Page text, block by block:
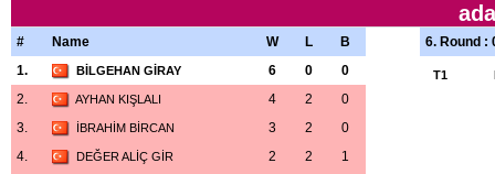
# Name W L
B
1.
BİLGEHAN GİRAY 6 0
0
2.
AYHAN KIŞLALI 4 2
0
3.
İBRAHİM BİRCAN 3 2
0
4.
DEĞER ALİÇ GİR 2 2
1
6. Round :
T1